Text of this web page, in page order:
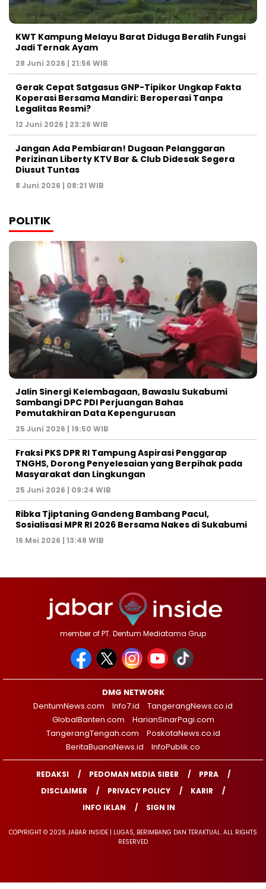
KWT Kampung Melayu Barat Diduga Beralih Fungsi
Jadi Ternak Ayam
28 Juni 2026 | 21:56 WIB
Gerak Cepat Satgasus GNP-Tipikor Ungkap Fakta
Koperasi Bersama Mandiri: Beroperasi Tanpa
Legalitas Resmi?
12 Juni 2026 | 23:26 WIB
Jangan Ada Pembiaran! Dugaan Pelanggaran
Perizinan Liberty KTV Bar & Club Didesak Segera
Diusut Tuntas
8 Juni 2026 | 08:21 WIB
POLITIK
Jalin Sinergi Kelembagaan, Bawaslu Sukabumi
Sambangi DPC PDI Perjuangan Bahas
Pemutakhiran Data Kepengurusan
25 Juni 2026 | 19:50 WIB
‎Fraksi PKS DPR RI Tampung Aspirasi Penggarap
TNGHS, Dorong Penyelesaian yang Berpihak pada
Masyarakat dan Lingkungan‎
25 Juni 2026 | 09:24 WIB
Ribka Tjiptaning Gandeng Bambang Pacul,
Sosialisasi MPR RI 2026 Bersama Nakes di Sukabumi
16 Mei 2026 | 13:48 WIB
member of PT. Dentum Mediatama Grup
DMG NETWORK
DentumNews.com
Info7.id
TangerangNews.co.id
GlobalBanten.com
HarianSinarPagi.com
TangerangTengah.com
PoskotaNews.co.id
BeritaBuanaNews.id
InfoPublik.co
REDAKSI PEDOMAN MEDIA SIBER
PPRA
DISCLAIMER
PRIVACY POLICY
KARIR
INFO IKLAN
SIGN IN
COPYRIGHT © 2026 JABAR INSIDE | LUGAS, BERIMBANG DAN TERAKTUAL. ALL RIGHTS
RESERVED